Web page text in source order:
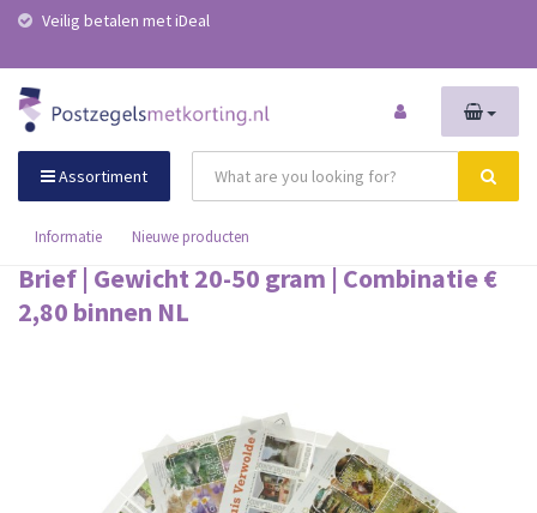
Veilig betalen met iDeal
Assortiment
Informatie Nieuwe producten
Brief | Gewicht 20-50 gram | Combinatie €
2,80 binnen NL